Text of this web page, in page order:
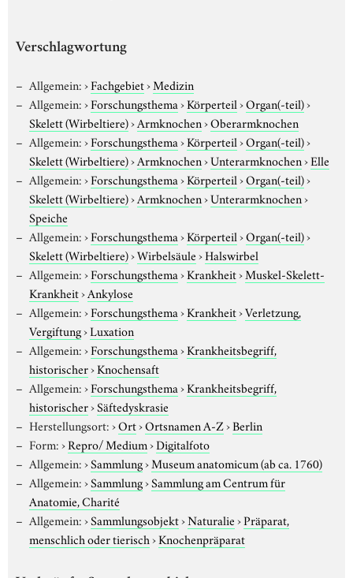
Verschlagwortung
Allgemein:›Fachgebiet›Medizin
Allgemein:›Forschungsthema›Körperteil›Organ(-teil)›
Skelett (Wirbeltiere)›Armknochen›Oberarmknochen
Allgemein:›Forschungsthema›Körperteil›Organ(-teil)›
Skelett (Wirbeltiere)›Armknochen›Unterarmknochen›Elle
Allgemein:›Forschungsthema›Körperteil›Organ(-teil)›
Skelett (Wirbeltiere)›Armknochen›Unterarmknochen›
Speiche
Allgemein:›Forschungsthema›Körperteil›Organ(-teil)›
Skelett (Wirbeltiere)›Wirbelsäule›Halswirbel
Allgemein:›Forschungsthema›Krankheit›Muskel-Skelett-
Krankheit›Ankylose
Allgemein:›Forschungsthema›Krankheit›Verletzung,
Vergiftung›Luxation
Allgemein:›Forschungsthema›Krankheitsbegriff,
historischer›Knochensaft
Allgemein:›Forschungsthema›Krankheitsbegriff,
historischer›Säftedyskrasie
Herstellungsort:›Ort›Ortsnamen A-Z›Berlin
Form:›Repro/ Medium›Digitalfoto
Allgemein:›Sammlung›Museum anatomicum (ab ca. 1760)
Allgemein:›Sammlung›Sammlung am Centrum für
Anatomie, Charité
Allgemein:›Sammlungsobjekt›Naturalie›Präparat,
menschlich oder tierisch›Knochenpräparat